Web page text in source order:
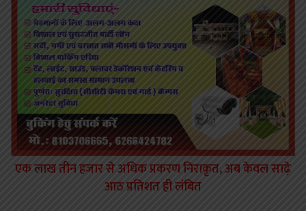
एक लाख तीन हजार से अधिक प्रकरण निराकृत, अब केवल साढ़े
आठ प्रतिशत ही लंबित